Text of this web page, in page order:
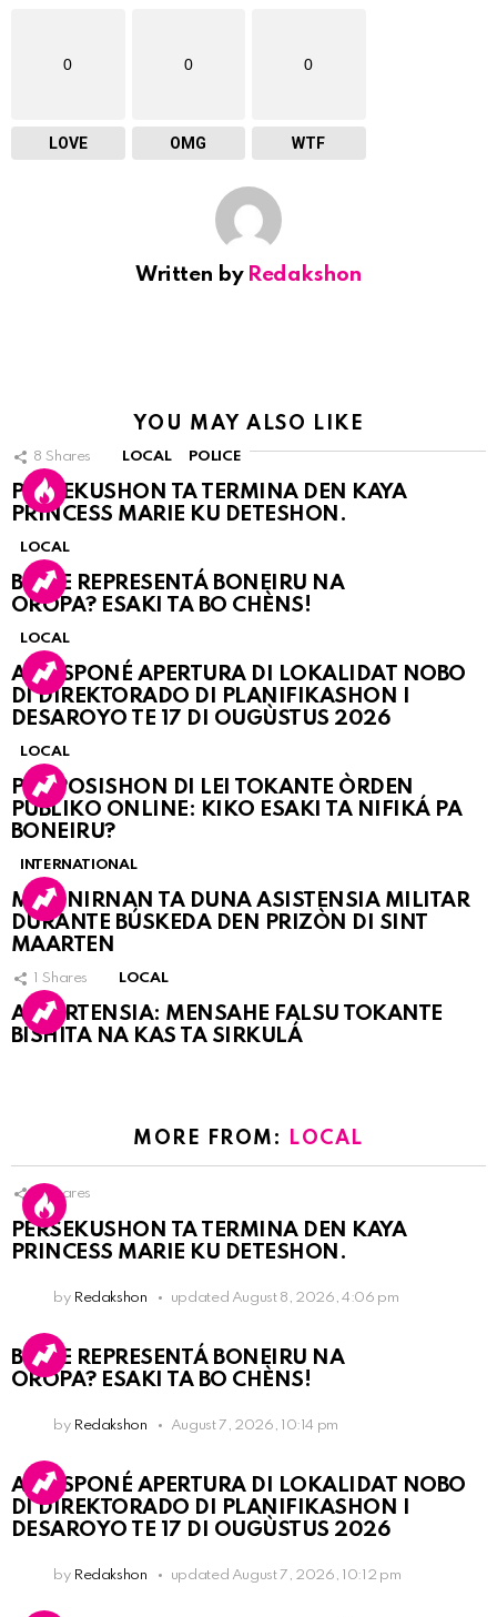
0
LOVE
0
OMG
0
WTF
Written by Redakshon
YOU MAY ALSO LIKE
8 Shares LOCAL POLICE
PERSEKUSHON TA TERMINA DEN KAYA
PRINCESS MARIE KU DETESHON.
LOCAL
BO KE REPRESENTÁ BONEIRU NA
OROPA? ESAKI TA BO CHÈNS!
LOCAL
A POSPONÉ APERTURA DI LOKALIDAT NOBO
DI DIREKTORADO DI PLANIFIKASHON I
DESAROYO TE 17 DI OUGÙSTUS 2026
LOCAL
PROPOSISHON DI LEI TOKANTE ÒRDEN
PÚBLIKO ONLINE: KIKO ESAKI TA NIFIKÁ PA
BONEIRU?
INTERNATIONAL
MARINIRNAN TA DUNA ASISTENSIA MILITAR
DURANTE BÚSKEDA DEN PRIZÒN DI SINT
MAARTEN
Shares LOCAL
ATVERTENSIA: MENSAHE FALSU TOKANTE
BISHITA NA KAS TA SIRKULÁ
MORE FROM: LOCAL
Shares
PERSEKUSHON TA TERMINA DEN KAYA
PRINCESS MARIE KU DETESHON.
by Redakshon updated August 8, 2026, 4:06 pm
BO KE REPRESENTÁ BONEIRU NA
OROPA? ESAKI TA BO CHÈNS!
by Redakshon August 7, 2026, 10:14 pm
A POSPONÉ APERTURA DI LOKALIDAT NOBO
DI DIREKTORADO DI PLANIFIKASHON I
DESAROYO TE 17 DI OUGÙSTUS 2026
by Redakshon updated August 7, 2026, 10:12 pm